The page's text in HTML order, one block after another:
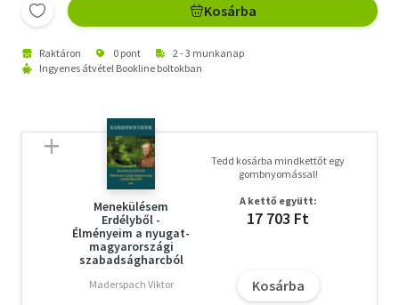
Kosárba
Raktáron 0 pont
2 - 3 munkanap
Ingyenes átvétel Bookline boltokban
Menekülésem
Erdélyből -
Élményeim a nyugat-
magyarországi
szabadságharcból
Maderspach Viktor
Tedd kosárba mindkettőt egy
gombnyomással!
A kettő együtt:
17 703 Ft
Kosárba